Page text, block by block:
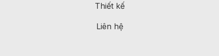
Thiết kế
Liên hệ